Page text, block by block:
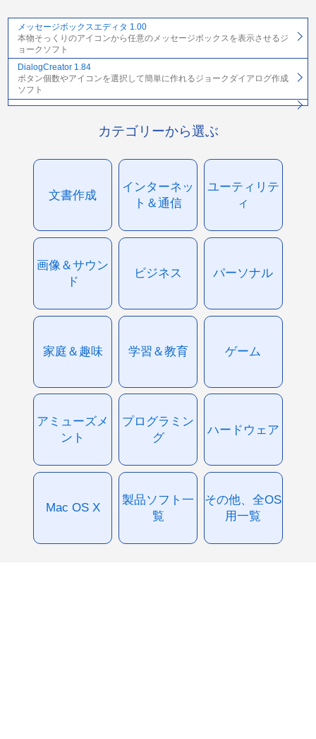
メッセージボックスエディタ 1.00
本物そっくりのアイコンから任意のメッセージボックスを表示させるジ
ョークソフト
DialogCreator 1.84
ボタン個数やアイコンを選択して簡単に作れるジョークダイアログ作成
ソフト
カテゴリーから選ぶ
文書作成
インターネッ
ト＆通信
ユーティリテ
ィ
画像＆サウン
ド
ビジネス パーソナル
家庭＆趣味 学習＆教育 ゲーム
アミューズメ
ント
プログラミン
グ
ハードウェア
Mac OS X
製品ソフト一
覧
その他、全OS
用一覧